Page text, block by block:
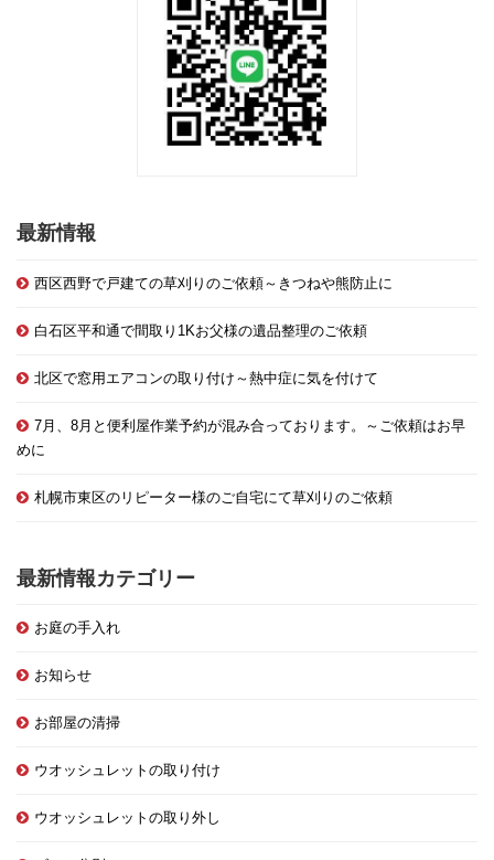
最新情報
西区西野で戸建ての草刈りのご依頼～きつねや熊防止に
白石区平和通で間取り1Kお父様の遺品整理のご依頼
北区で窓用エアコンの取り付け～熱中症に気を付けて
7月、8月と便利屋作業予約が混み合っております。～ご依頼はお早
めに
札幌市東区のリピーター様のご自宅にて草刈りのご依頼
最新情報カテゴリー
お庭の手入れ
お知らせ
お部屋の清掃
ウオッシュレットの取り付け
ウオッシュレットの取り外し